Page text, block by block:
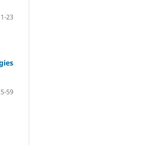
1-23
59